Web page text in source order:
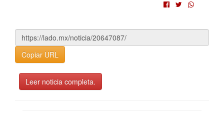
Copiar URL
Leer noticia completa.